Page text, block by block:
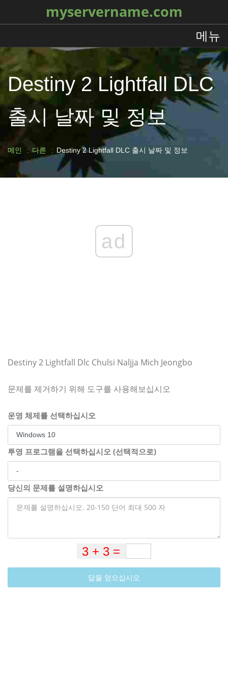
myservername.com
메뉴
Destiny 2 Lightfall DLC
출시 날짜 및 정보
메인 다른 Destiny 2 Lightfall DLC 출시 날짜 및 정보
ad
Destiny 2 Lightfall Dlc Chulsi Naljja Mich Jeongbo
문제를 제거하기 위해 도구를 사용해보십시오
운영 체제를 선택하십시오
투영 프로그램을 선택하십시오 (선택적으로)
당신의 문제를 설명하십시오
답을 얻으십시오